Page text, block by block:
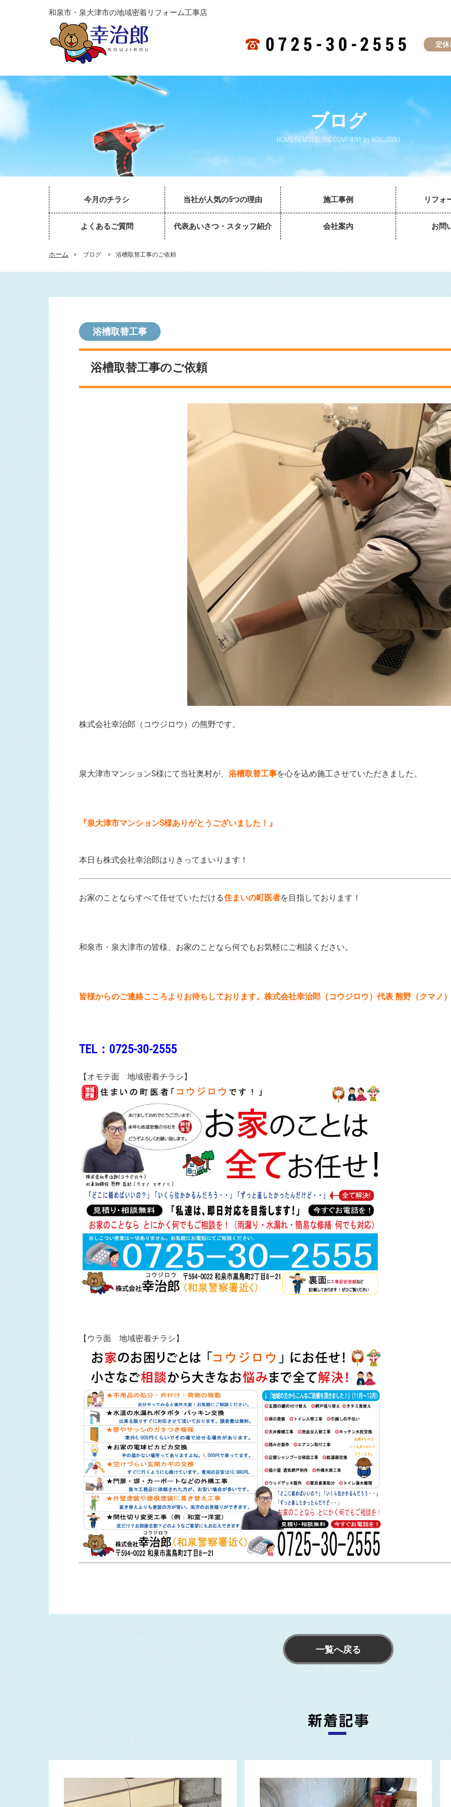
和泉市・泉大津市の地域密着リフォーム工事店
定休
ブログ
HOME REMODELING COMPANY by KOUJIROU
今月のチラシ 当社が人気の5つの理由 施工事例 リフォ
よくあるご質問 代表あいさつ・スタッフ紹介 会社案内 お問
ホーム > ブログ > 浴槽取替工事のご依頼
浴槽取替工事
浴槽取替工事のご依頼
株式会社幸治郎（コウジロウ）の熊野です。
泉大津市マンションS様にて当社奥村が、 浴槽取替工事を心を込め施工させていただきました。
『泉大津市マンションS様ありがとうございました！』
本日も株式会社幸治郎はりきってまいります！
お家のことならすべて任せていただける住まいの町医者を目指しております！
和泉市・泉大津市の皆様、お家のことなら何でもお気軽にご相談ください。
皆様からのご連絡こころよりお待ちしております。株式会社幸治郎（コウジロウ）代表 熊野（クマノ
TEL：0725-30-2555
【オモテ面 地域密着チラシ】
【ウラ面 地域密着チラシ】
一覧へ戻る